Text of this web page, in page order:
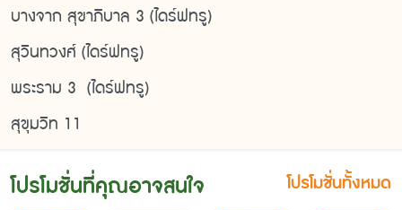
บางจาก สุขาภิบาล 3 (ไดร์ฟทรู)
สุวินทวงศ์ (ไดร์ฟทรู)
พระราม 3 (ไดร์ฟทรู)
สุขุมวิท 11
โปรโมชั่นที่คุณอาจสนใจ โปรโมชั่นทั้งหมด